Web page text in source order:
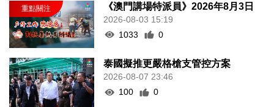
《澳門講場特派員》2026年8月3日
2026-08-03 15:19
1033
0
泰國擬推更嚴格槍支管控方案
2026-08-07 23:46
100
0